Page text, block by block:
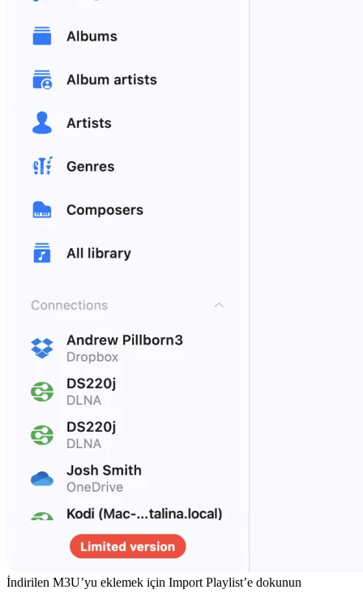
İndirilen M3U’yu eklemek için Import Playlist’e dokunun